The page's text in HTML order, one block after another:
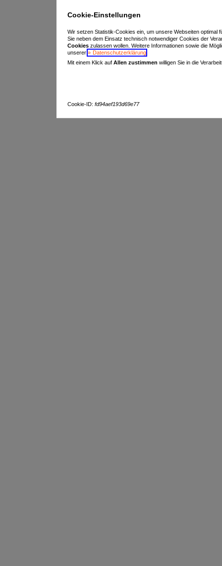
Cookie-Einstellungen
Wir setzen Statistik-Cookies ein, um unsere Webseiten
Sie neben dem Einsatz technisch notwendiger Cookies der
Cookieszulassen wollen. Weitere Informationen sowie die
unserer
Datenschutzerklärung.
Mit einem Klick auf Allen zustimmen willigen Sie in die
Cookie-ID: fd94aef193d69e77